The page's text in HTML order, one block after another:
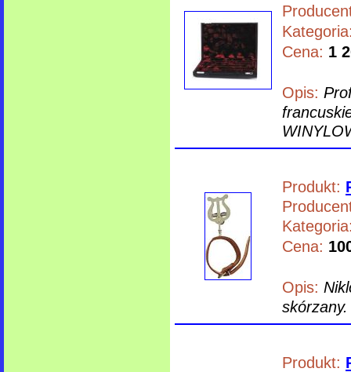
Cena: 1
Opis:
Produkt:
Cena:
Opis:
skórzany.
Produkt: